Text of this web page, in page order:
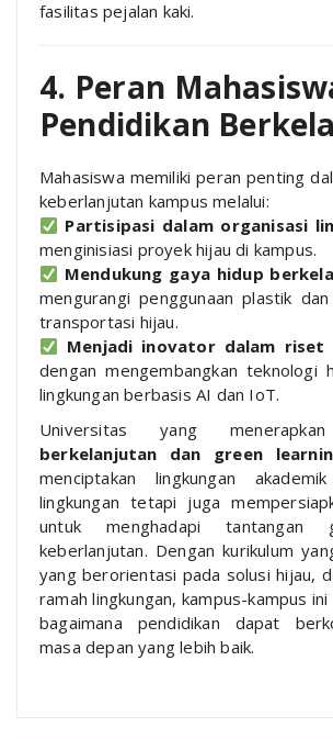
fasilitas pejalan kaki.
4. Peran
Pendidikan
Mahasiswa memiliki peran penting
keberlanjutan kampus melalui:
Partisipasi dalam organisasi
menginisiasi proyek hijau di kampus.
Mendukung gaya hidup
mengurangi penggunaan plastik
transportasi hijau.
Menjadi inovator dalam riset
dengan mengembangkan teknologi
lingkungan berbasis AI dan IoT.
Universitas yang
berkelanjutan dan green
menciptakan lingkungan
lingkungan tetapi juga
untuk menghadapi tantangan
keberlanjutan. Dengan kurikulum
yang berorientasi pada solusi hijau,
ramah lingkungan, kampus-kampus
bagaimana pendidikan dapat
masa depan yang lebih baik.